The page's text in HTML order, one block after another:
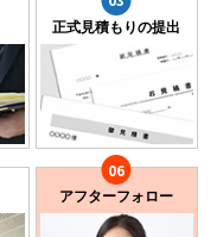
正式見積もりの提出
アフターフォロー